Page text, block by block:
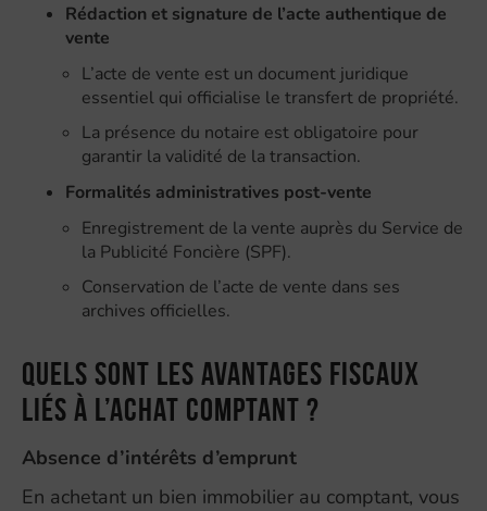
Rédaction et signature de l’acte authentique de
vente
L’acte de vente est un document juridique
essentiel qui officialise le transfert de propriété.
La présence du notaire est obligatoire pour
garantir la validité de la transaction.
Formalités administratives post-vente
Enregistrement de la vente auprès du Service de
la Publicité Foncière (SPF).
Conservation de l’acte de vente dans ses
archives officielles.
Quels sont les avantages fiscaux
liés à l’achat comptant ?
Absence d’intérêts d’emprunt
En achetant un bien immobilier au comptant, vous